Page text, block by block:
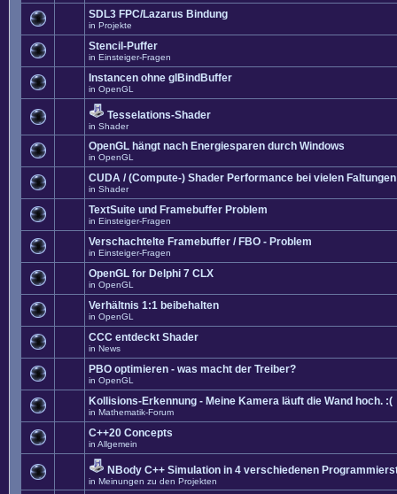
SDL3 FPC/Lazarus Bindung
in Projekte
Stencil-Puffer
in Einsteiger-Fragen
Instancen ohne glBindBuffer
in OpenGL
Tesselations-Shader
in Shader
OpenGL hängt nach Energiesparen durch Windows
in OpenGL
CUDA / (Compute-) Shader Performance bei vielen Faltungen
in Shader
TextSuite und Framebuffer Problem
in Einsteiger-Fragen
Verschachtelte Framebuffer / FBO - Problem
in Einsteiger-Fragen
OpenGL for Delphi 7 CLX
in OpenGL
Verhältnis 1:1 beibehalten
in OpenGL
CCC entdeckt Shader
in News
PBO optimieren - was macht der Treiber?
in OpenGL
Kollisions-Erkennung - Meine Kamera läuft die Wand hoch. :(
in Mathematik-Forum
C++20 Concepts
in Allgemein
NBody C++ Simulation in 4 verschiedenen
in Meinungen zu den Projekten